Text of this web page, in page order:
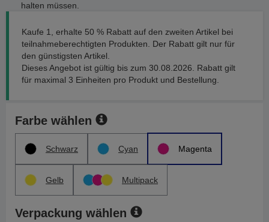
halten müssen.
Kaufe 1, erhalte 50 % Rabatt auf den zweiten Artikel bei
teilnahmeberechtigten Produkten. Der Rabatt gilt nur für
den günstigsten Artikel.
Dieses Angebot ist gültig bis zum 30.08.2026. Rabatt gilt
für maximal 3 Einheiten pro Produkt und Bestellung.
Farbe wählen
Schwarz Cyan Magenta
Gelb Multipack
Verpackung wählen